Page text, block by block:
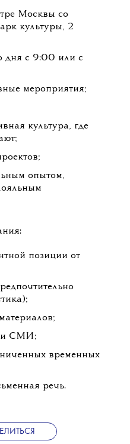
Москвы со
культуры, 2
дня с 9:00 или с
мероприятия;
культура, где
опытом,
позиции от
СМИ;
временных
речь.